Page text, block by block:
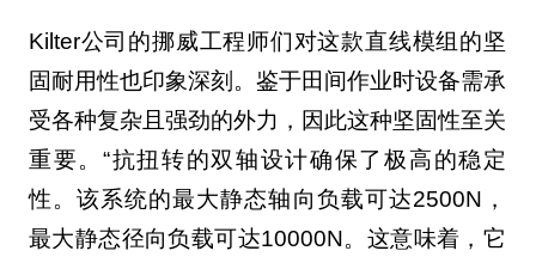
Kilter公司的挪威工程师们对这款直线模组的坚
固耐用性也印象深刻。鉴于田间作业时设备需承
受各种复杂且强劲的外力，因此这种坚固性至关
重要。“抗扭转的双轴设计确保了极高的稳定
性。该系统的最大静态轴向负载可达2500N，
最大静态径向负载可达10000N。这意味着，它